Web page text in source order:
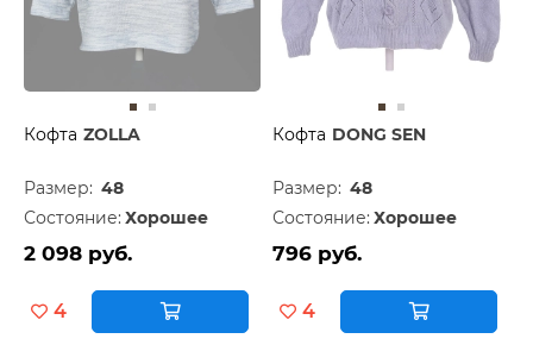
Кофта ZOLLA
Размер: 48
Состояние: Хорошее
2 098 руб.
4
Кофта DONG SEN
Размер: 48
Состояние: Хорошее
796 руб.
4